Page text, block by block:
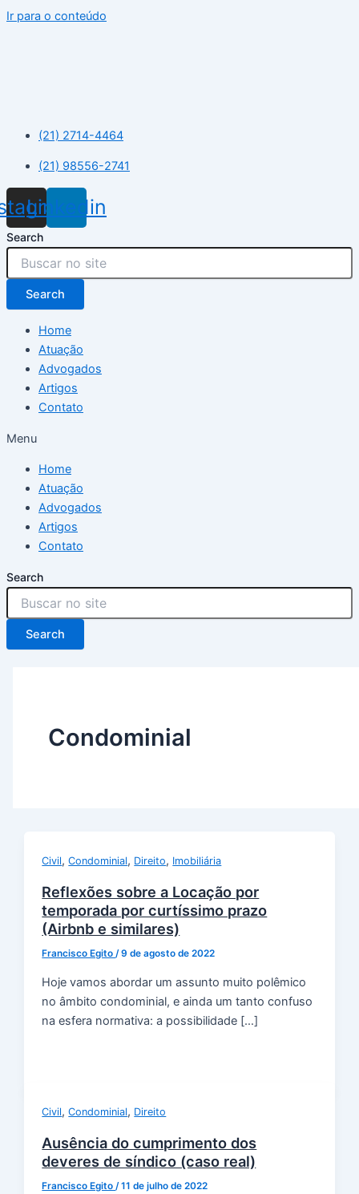
Ir para o conteúdo
(21) 2714-4464
(21) 98556-2741
Linkedin
Search
Search
Home
Atuação
Advogados
Artigos
Contato
Menu
Home
Atuação
Advogados
Artigos
Contato
Search
Search
Condominial
Civil,Condominial, Direito, Imobiliária
Reflexões sobre a Locação por
temporada por curtíssimo prazo
(Airbnb e similares)
Francisco Egito/9 de agosto de 2022
Hoje vamos abordar um assunto muito polêmico
no âmbito condominial, e ainda um tanto confuso
na esfera normativa: a possibilidade […]
Civil,Condominial, Direito
Ausência do cumprimento dos
deveres de síndico (caso real)
Francisco Egito/11 de julho de 2022